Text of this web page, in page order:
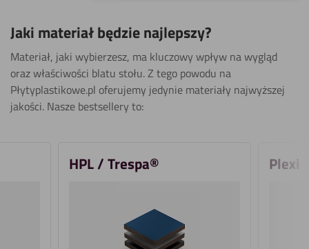
6
RAL
9005
Jaki materiał będzie najlepszy?
Materiał, jaki wybierzesz, ma kluczowy wpływ na wygląd
oraz właściwości blatu stołu. Z tego powodu na
Płytyplastikowe.pl oferujemy jedynie materiały najwyższej
jakości. Nasze bestsellery to:
HPL / Trespa® Plexi